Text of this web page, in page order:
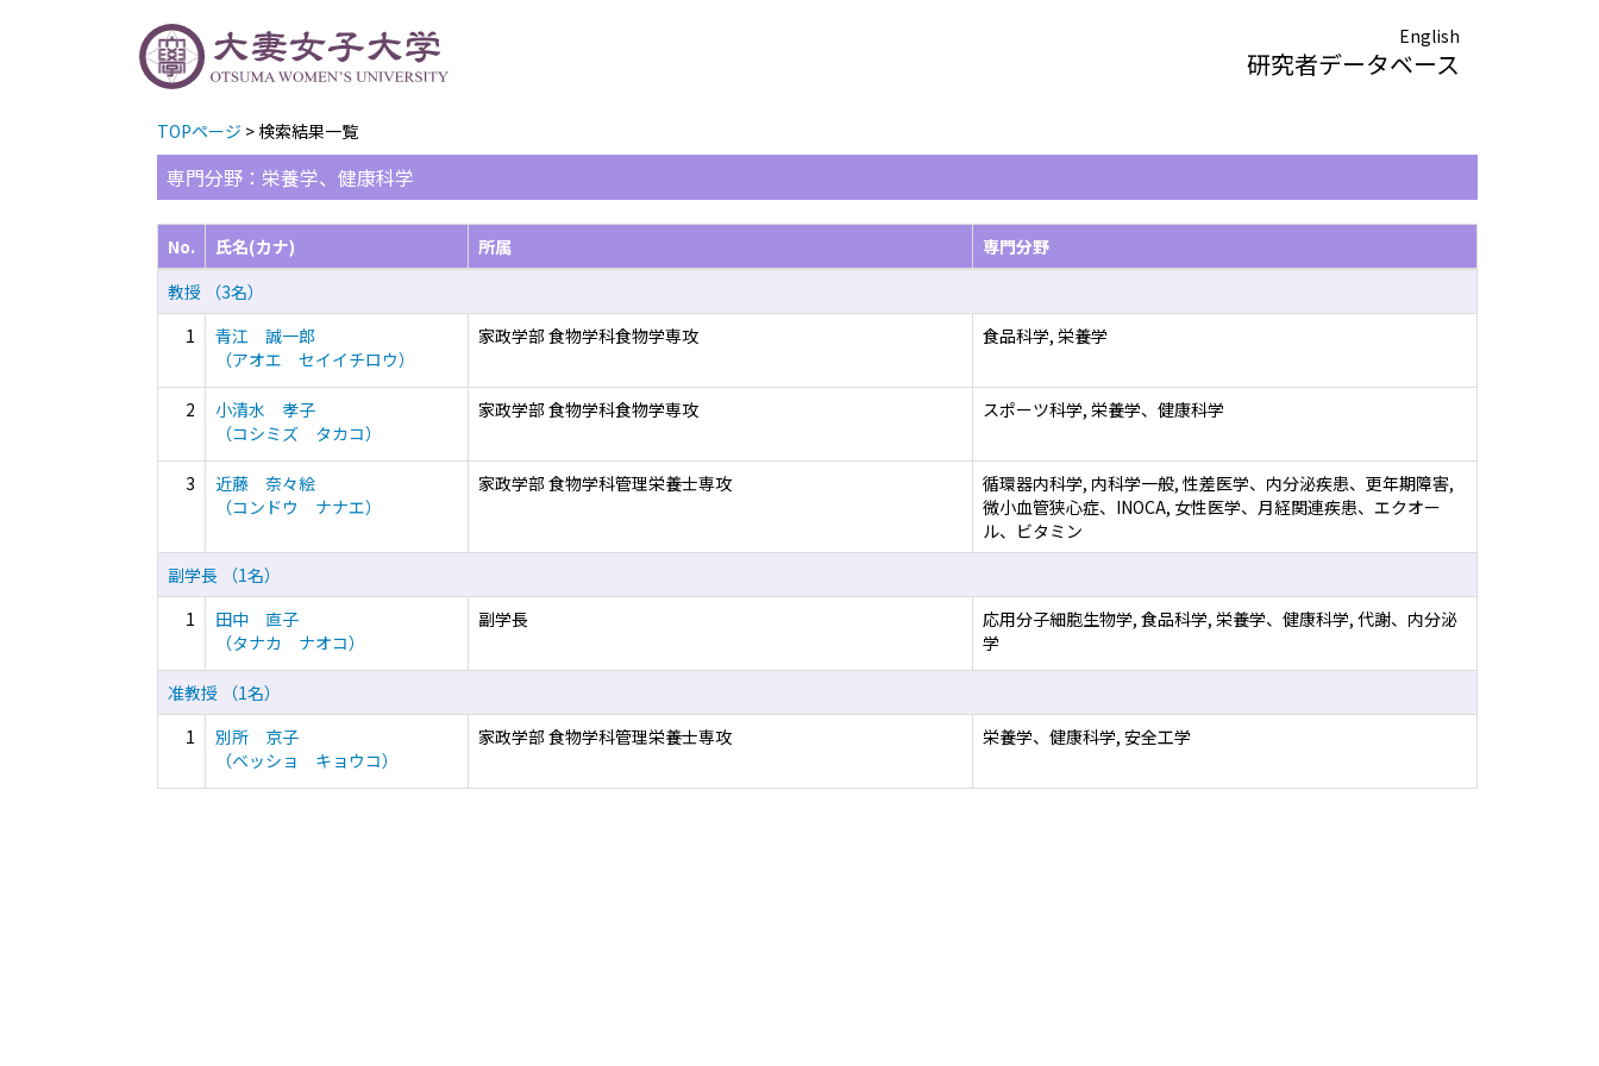
English
研究者データベース
TOPページ > 検索結果一覧
専門分野：栄養学、健康科学
No. 氏名(カナ) 所属
専門分野
教授 （3名）
1
青江 誠一郎
（アオエ セイイチロウ）
家政学部 食物学科食物学専攻 食品科学, 栄養学
2
小清水 孝子
（コシミズ タカコ）
家政学部 食物学科食物学専攻 スポーツ科学, 栄養学、健康科学
3
近藤 奈々絵
（コンドウ ナナエ）
家政学部 食物学科管理栄養士専攻
循環器内科学, 内科学一般, 性差医学、内分泌疾患、更年期障害,
微小血管狭心症、INOCA, 女性医学、月経関連疾患、エクオー
ル、ビタミン
副学長 （1名）
1
田中 直子
（タナカ ナオコ）
副学長
応用分子細胞生物学, 食品科学, 栄養学、健康科学, 代謝、内分泌
学
准教授 （1名）
1
別所 京子
（ベッショ キョウコ）
家政学部 食物学科管理栄養士専攻 栄養学、健康科学, 安全工学